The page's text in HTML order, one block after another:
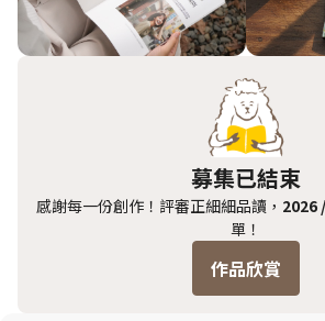
募集已結束
感謝每一份創作！評審正細細品讀， 2026
單！
作品欣賞